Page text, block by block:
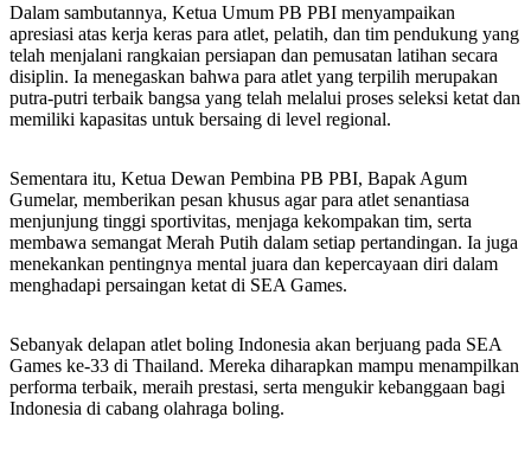
Dalam sambutannya, Ketua Umum PB PBI menyampaikan
apresiasi atas kerja keras para atlet, pelatih, dan tim pendukung yang
telah menjalani rangkaian persiapan dan pemusatan latihan secara
disiplin. Ia menegaskan bahwa para atlet yang terpilih merupakan
putra-putri terbaik bangsa yang telah melalui proses seleksi ketat dan
memiliki kapasitas untuk bersaing di level regional.
Sementara itu, Ketua Dewan Pembina PB PBI, Bapak Agum
Gumelar, memberikan pesan khusus agar para atlet senantiasa
menjunjung tinggi sportivitas, menjaga kekompakan tim, serta
membawa semangat Merah Putih dalam setiap pertandingan. Ia juga
menekankan pentingnya mental juara dan kepercayaan diri dalam
menghadapi persaingan ketat di SEA Games.
Sebanyak delapan atlet boling Indonesia akan berjuang pada SEA
Games ke-33 di Thailand. Mereka diharapkan mampu menampilkan
performa terbaik, meraih prestasi, serta mengukir kebanggaan bagi
Indonesia di cabang olahraga boling.